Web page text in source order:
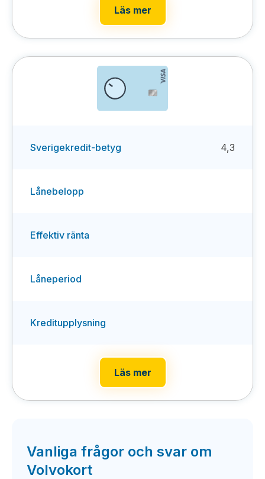
Läs mer
Sverigekredit-betyg 4,3
Lånebelopp
Effektiv ränta
Låneperiod
Kreditupplysning
Läs mer
Vanliga frågor och svar om
Volvokort